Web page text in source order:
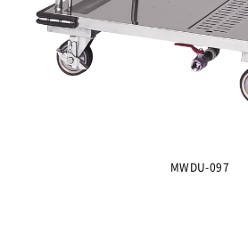
MWDU-097